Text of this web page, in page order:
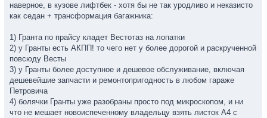
наверное, в кузове лифтбек - хотя бы не так уродливо и неказисто
как седан + трансформация багажника:
1) Гранта по прайсу кладет Вестотаз на лопатки
2) у Гранты есть АКПП! то чего нет у более дорогой и раскрученной
повсюду Весты
3) у Гранты более доступное и дешевое обслуживание, включая
дешевейшие запчасти и ремонтопригодность в любом гараже
Петровича
4) болячки Гранты уже разобраны просто под микроскопом, и ни
что не мешает новоиспеченному владельцу взять листок А4 с